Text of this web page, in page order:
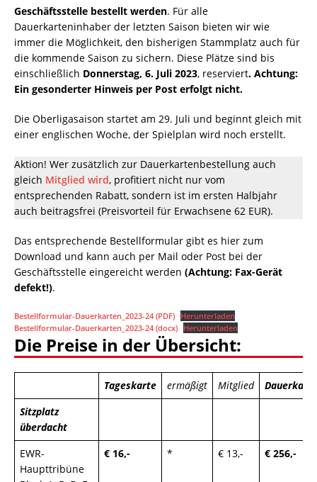
Geschäftsstelle bestellt werden. Für alle
Dauerkarteninhaber der letzten Saison bieten wir wie
immer die Möglichkeit, den bisherigen Stammplatz auch für
die kommende Saison zu sichern. Diese Plätze sind bis
einschließlich Donnerstag, 6. Juli 2023, reserviert. Achtung:
Ein gesonderter Hinweis per Post erfolgt nicht.
Die Oberligasaison startet am 29. Juli und beginnt gleich mit
einer englischen Woche, der Spielplan wird noch erstellt.
Aktion! Wer zusätzlich zur Dauerkartenbestellung auch
gleich Mitglied wird, profitiert nicht nur vom
entsprechenden Rabatt, sondern ist im ersten Halbjahr
auch beitragsfrei (Preisvorteil für Erwachsene 62 EUR).
Das entsprechende Bestellformular gibt es hier zum
Download und kann auch per Mail oder Post bei der
Geschäftsstelle eingereicht werden (Achtung: Fax-Gerät
defekt!).
Bestellformular-Dauerkarten_2023-24 (PDF) Herunterladen
Bestellformular-Dauerkarten_2023-24 (docx) Herunterladen
Die Preise in der Übersicht:
Tageskarte ermäßigt Mitglied
Dauerkarte
Sitzplatz
überdacht
EWR-
Haupttribüne
€ 16,- * € 13,- € 256,-